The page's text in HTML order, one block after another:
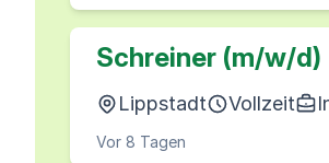
Schreiner (m/w/d)
Lippstadt Vollzeit
Vor 8 Tagen